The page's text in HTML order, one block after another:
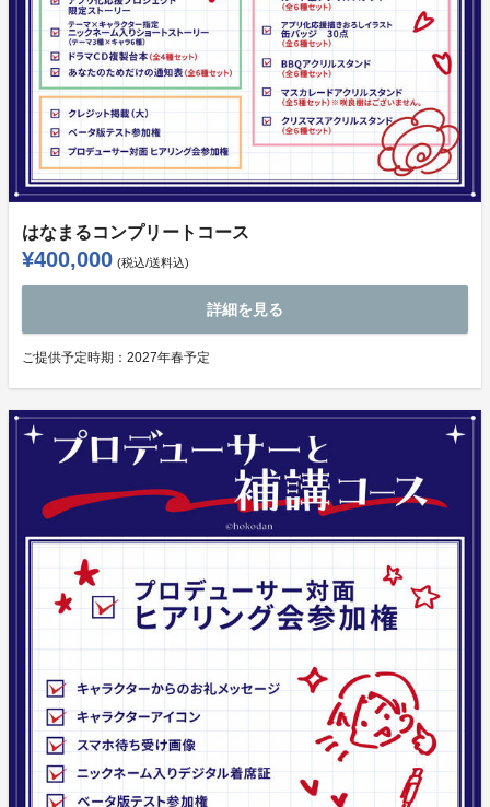
はなまるコンプリートコース
¥400,000 (税込/送料込)
詳細を見る
ご提供予定時期： 2027年春予定